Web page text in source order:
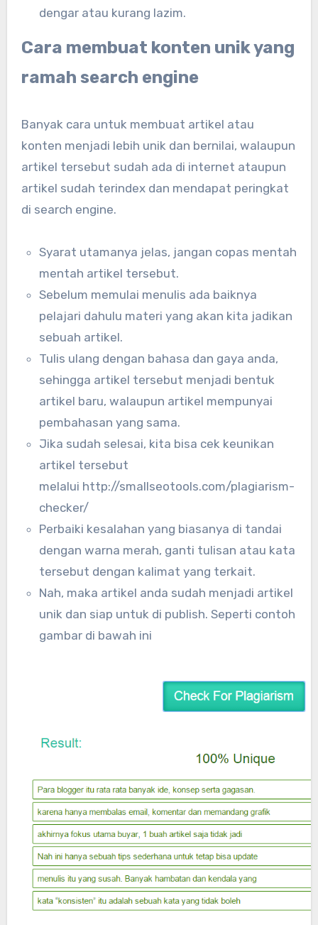
dengar atau kurang lazim.
Cara membuat konten unik yang
ramah search engine
Banyak cara untuk membuat artikel atau
konten menjadi lebih unik dan bernilai, walaupun
artikel tersebut sudah ada di internet ataupun
artikel sudah terindex dan mendapat peringkat
di search engine.
Syarat utamanya jelas, jangan copas mentah
mentah artikel tersebut.
Sebelum memulai menulis ada baiknya
pelajari dahulu materi yang akan kita jadikan
sebuah artikel.
Tulis ulang dengan bahasa dan gaya anda,
sehingga artikel tersebut menjadi bentuk
artikel baru, walaupun artikel mempunyai
pembahasan yang sama.
Jika sudah selesai, kita bisa cek keunikan
artikel tersebut
melalui http://smallseotools.com/plagiarism-
checker/
Perbaiki kesalahan yang biasanya di tandai
dengan warna merah, ganti tulisan atau kata
tersebut dengan kalimat yang terkait.
Nah, maka artikel anda sudah menjadi artikel
unik dan siap untuk di publish. Seperti contoh
gambar di bawah ini